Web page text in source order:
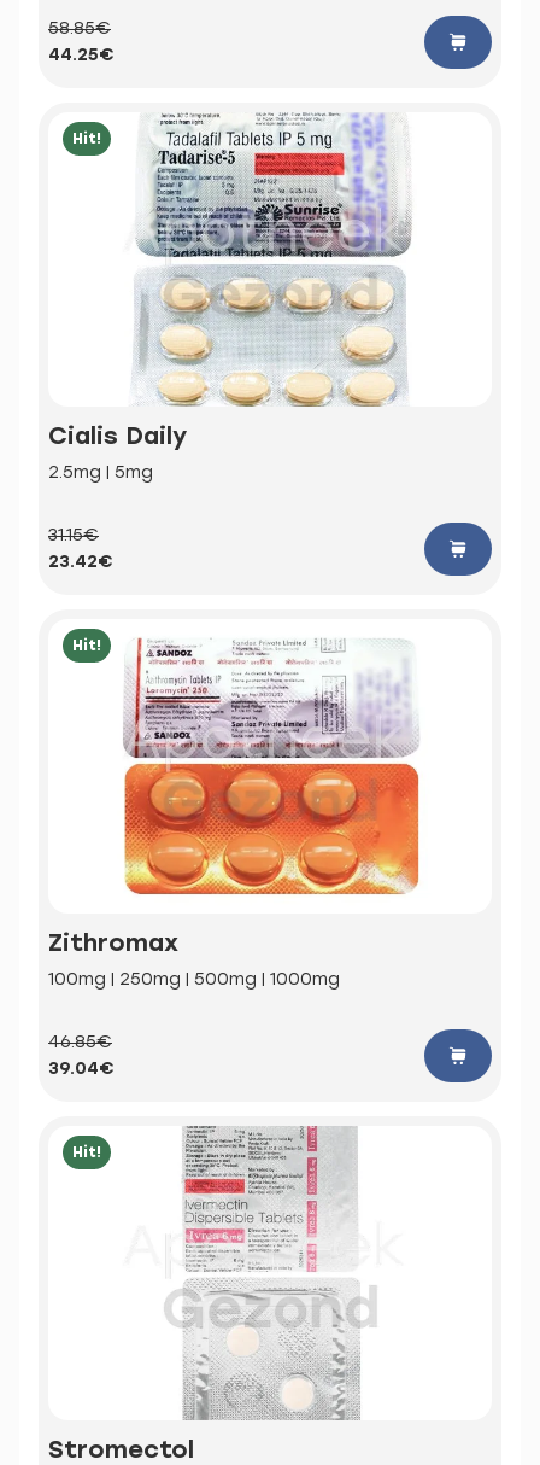
58.85€
44.25€
Hit!
Cialis Daily
2.5mg | 5mg
31.15€
23.42€
Hit!
Zithromax
100mg | 250mg | 500mg | 1000mg
46.85€
39.04€
Hit!
Stromectol